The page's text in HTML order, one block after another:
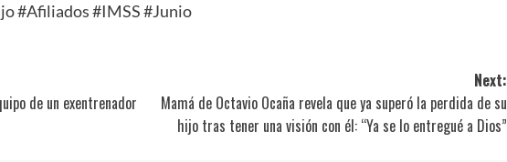
#Afiliados #IMSS #Junio
de un exentrenador
Next:
Mamá de Octavio Ocaña revela que ya superó la perdida de su
hijo tras tener una visión con él: “Ya se lo entregué a Dios”